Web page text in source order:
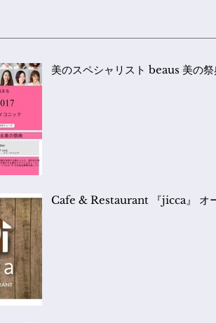
美のスペシャリス
Cafe & Restaurant 『